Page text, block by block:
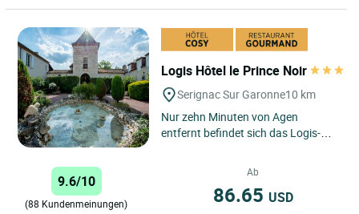
Logis Hôtel le Prince Noir
Serignac Sur Garonne10 km
Nur zehn Minuten von Agen
entfernt befindet sich das Logis-
charakteristischen...
9.6/10
(88 Kundenmeinungen)
Ab
86.65 USD